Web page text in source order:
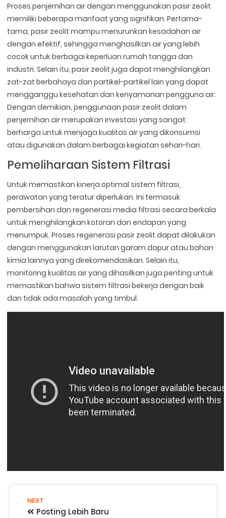
Proses penjernihan air dengan menggunakan pasir zeolit
memiliki beberapa manfaat yang signifikan. Pertama-
tama, pasir zeolit mampu menurunkan kesadahan air
dengan efektif, sehingga menghasilkan air yang lebih
cocok untuk berbagai keperluan rumah tangga dan
industri. Selain itu, pasir zeolit juga dapat menghilangkan
zat-zat berbahaya dan partikel-partikel lain yang dapat
mengganggu kesehatan dan kenyamanan pengguna air.
Dengan demikian, penggunaan pasir zeolit dalam
penjernihan air merupakan investasi yang sangat
berharga untuk menjaga kualitas air yang dikonsumsi
atau digunakan dalam berbagai kegiatan sehari-hari.
Pemeliharaan Sistem Filtrasi
Untuk memastikan kinerja optimal sistem filtrasi,
perawatan yang teratur diperlukan. Ini termasuk
pembersihan dan regenerasi media filtrasi secara berkala
untuk menghilangkan kotoran dan endapan yang
menumpuk. Proses regenerasi pasir zeolit dapat dilakukan
dengan menggunakan larutan garam dapur atau bahan
kimia lainnya yang direkomendasikan. Selain itu,
monitoring kualitas air yang dihasilkan juga penting untuk
memastikan bahwa sistem filtrasi bekerja dengan baik
dan tidak ada masalah yang timbul.
NEXT
Posting Lebih Baru